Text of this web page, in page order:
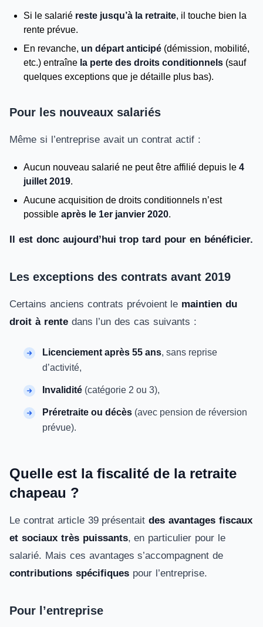
Si le salarié reste jusqu’à la retraite, il touche bien la
rente prévue.
En revanche, un départ anticipé (démission, mobilité,
etc.) entraîne la perte des droits conditionnels (sauf
quelques exceptions que je détaille plus bas).
Pour les nouveaux salariés
Même si l’entreprise avait un contrat actif :
Aucun nouveau salarié ne peut être affilié depuis le 4
juillet 2019.
Aucune acquisition de droits conditionnels n’est
possible après le 1er janvier 2020.
Il est donc aujourd’hui trop tard pour en bénéficier.
Les exceptions des contrats avant 2019
Certains anciens contrats prévoient le maintien du
droit à rentedans l’un des cas suivants :
Licenciement après 55 ans, sans reprise
d’activité,
Invalidité (catégorie 2 ou 3),
Préretraite ou décès (avec pension de réversion
prévue).
Quelle est la fiscalité de la retraite
chapeau ?
Le contrat article 39 présentaitdes avantages fiscaux
et sociaux très puissants, en particulier pour le
salarié. Mais ces avantages s’accompagnent de
contributions spécifiquespour l’entreprise.
Pour l’entreprise